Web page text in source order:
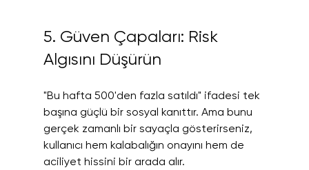
5. Güven Çapaları: Risk
Algısını Düşürün
"Bu hafta 500'den fazla satıldı" ifadesi tek
başına güçlü bir sosyal kanıttır. Ama bunu
gerçek zamanlı bir sayaçla gösterirseniz,
kullanıcı hem kalabalığın onayını hem de
aciliyet hissini bir arada alır.